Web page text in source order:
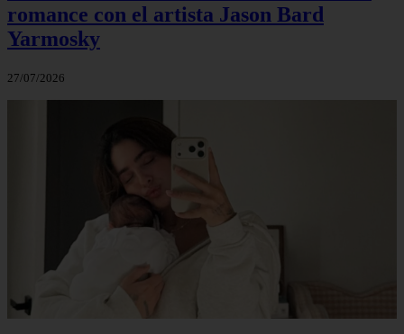
romance con el artista Jason Bard
Yarmosky
27/07/2026